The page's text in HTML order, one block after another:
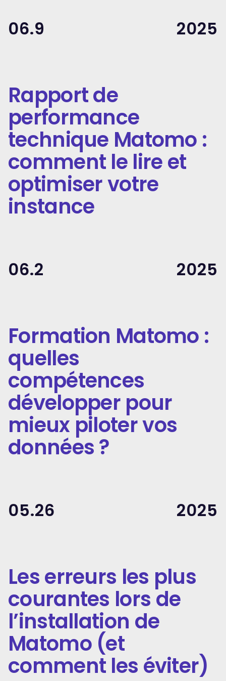
06.9 2025
Rapport de
performance
technique Matomo :
comment le lire et
optimiser votre
instance
06.2 2025
Formation Matomo :
quelles
compétences
développer pour
mieux piloter vos
données ?
05.26 2025
Les erreurs les plus
courantes lors de
l’installation de
Matomo (et
comment les éviter)